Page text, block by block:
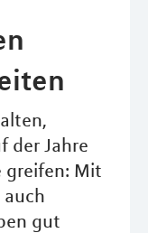
der Jahre
greifen: Mit
gut